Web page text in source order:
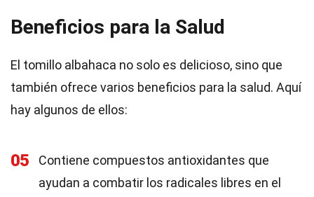
Beneficios para la Salud
El tomillo albahaca no solo es delicioso, sino que
también ofrece varios beneficios para la salud. Aquí
hay algunos de ellos:
05
Contiene compuestos antioxidantes que
ayudan a combatir los radicales libres en el